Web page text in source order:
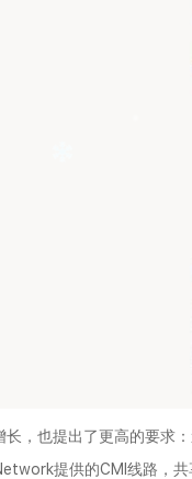
，也提出了更高的要求
提供的CMI线路，